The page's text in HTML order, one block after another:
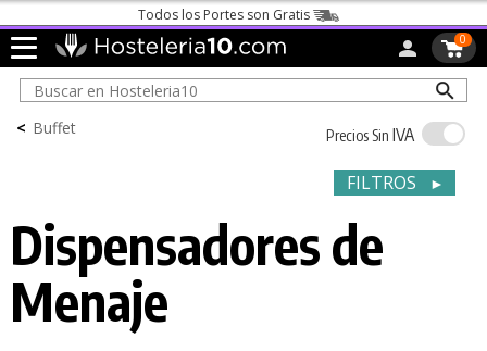
Todos los Portes son Gratis
0
< Buffet Precios Sin IVA
FILTROS ►
Dispensadores de
Menaje